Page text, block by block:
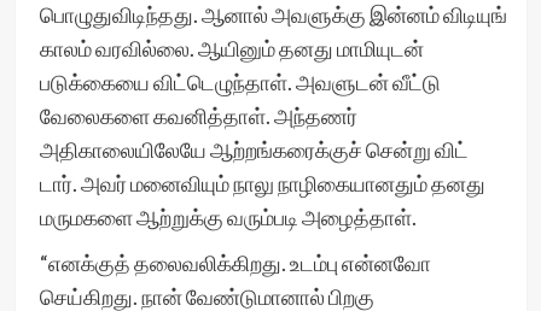
பொழுதுவிடிந்தது. ஆனால் அவளுக்கு இன்னம் விடியுங்
காலம் வரவில்லை. ஆயினும் தனது மாமியுடன்
படுக்கையை விட்டெழுந்தாள். அவளுடன் வீட்டு
வேலைகளை கவனித்தாள். அந்தணர்
அதிகாலையிலேயே ஆற்றங்கரைக்குச் சென்று விட்
டார். அவர் மனைவியும் நாலு நாழிகையானதும் தனது
மருமகளை ஆற்றுக்கு வரும்படி அழைத்தாள்.
“எனக்குத் தலைவலிக்கிறது. உடம்பு என்னவோ
செய்கிறது. நான் வேண்டுமானால் பிறகு